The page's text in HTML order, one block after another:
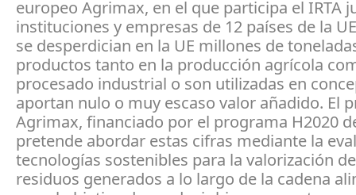
europeo Agrimax, en el que participa el IRTA
instituciones y empresas de 12 países de la
se desperdician en la UE millones de
productos tanto en la producción agrícola
procesado industrial o son utilizadas en
aportan nulo o muy escaso valor añadido. El
Agrimax, financiado por el programa H2020
pretende abordar estas cifras mediante la
tecnologías sostenibles para la valorización
residuos generados a lo largo de la cadena